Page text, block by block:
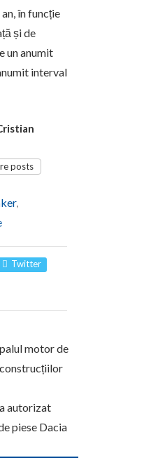
în funcție
și de
un anumit
interval
posts
,
Twitter
motor de
autorizat
piese Dacia